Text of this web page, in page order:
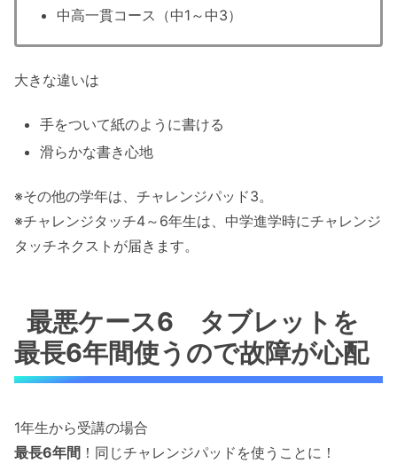
中高一貫コース（中1～中3）
大きな違いは
手をついて紙のように書ける
滑らかな書き心地
※その他の学年は、チャレンジパッド3。
※チャレンジタッチ4～6年生は、中学進学時にチャレンジ
タッチネクストが届きます。
最悪ケース6 タブレットを
最長6年間使うので故障が心配
1年生から受講の場合
最長6年間 ！同じチャレンジパッドを使うことに！